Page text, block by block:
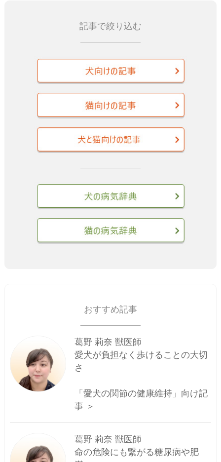
記事で絞り込む
おすすめ記事
葛野 莉奈 獣医師
愛犬が負担なく歩けることの大切
さ
「愛犬の関節の健康維持」向け記
事 ＞
葛野 莉奈 獣医師
命の危険にも繋がる糖尿病や肥